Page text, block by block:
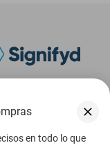
en todo lo que